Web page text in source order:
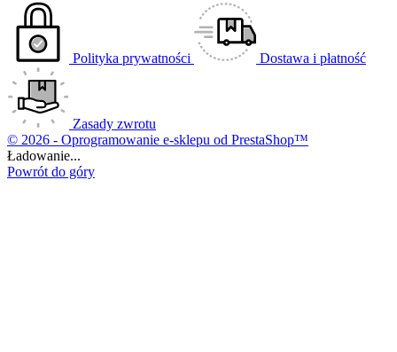
Polityka prywatności Dostawa i płatność
Zasady zwrotu
© 2026 - Oprogramowanie e-sklepu od PrestaShop™
Ładowanie...
Powrót do góry